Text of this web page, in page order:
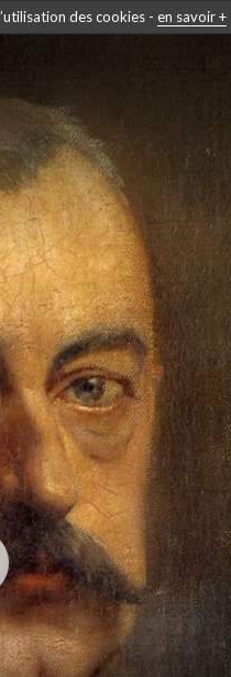
des cookies - en savoir +